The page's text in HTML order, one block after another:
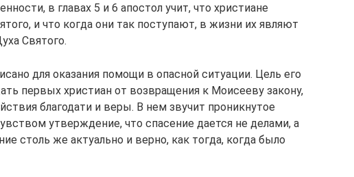
в главах 5 и 6 апостол учит, что христиане
и что когда они так поступают, в жизни их являют
Святого.
для оказания помощи в опасной ситуации. Цель его
первых христиан от возвращения к Моисееву закону,
благодати и веры. В нем звучит проникнутое
утверждение, что спасение дается не делами, а
столь же актуально и верно, как тогда, когда было